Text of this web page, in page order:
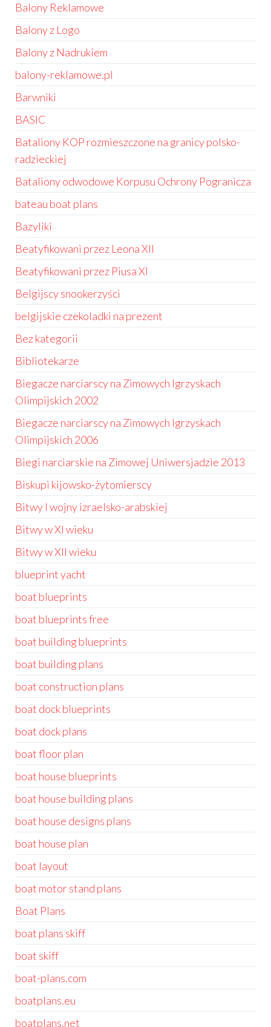
Balony Reklamowe
Balony z Logo
Balony z Nadrukiem
balony-reklamowe.pl
Barwniki
BASIC
Bataliony KOP rozmieszczone na granicy polsko-
radzieckiej
Bataliony odwodowe Korpusu Ochrony Pogranicza
bateau boat plans
Bazyliki
Beatyfikowani przez Leona XII
Beatyfikowani przez Piusa XI
Belgijscy snookerzyści
belgijskie czekoladki na prezent
Bez kategorii
Bibliotekarze
Biegacze narciarscy na Zimowych Igrzyskach
Olimpijskich 2002
Biegacze narciarscy na Zimowych Igrzyskach
Olimpijskich 2006
Biegi narciarskie na Zimowej Uniwersjadzie 2013
Biskupi kijowsko-żytomierscy
Bitwy I wojny izraelsko-arabskiej
Bitwy w XI wieku
Bitwy w XII wieku
blueprint yacht
boat blueprints
boat blueprints free
boat building blueprints
boat building plans
boat construction plans
boat dock blueprints
boat dock plans
boat floor plan
boat house blueprints
boat house building plans
boat house designs plans
boat house plan
boat layout
boat motor stand plans
Boat Plans
boat plans skiff
boat skiff
boat-plans.com
boatplans.eu
boatplans.net